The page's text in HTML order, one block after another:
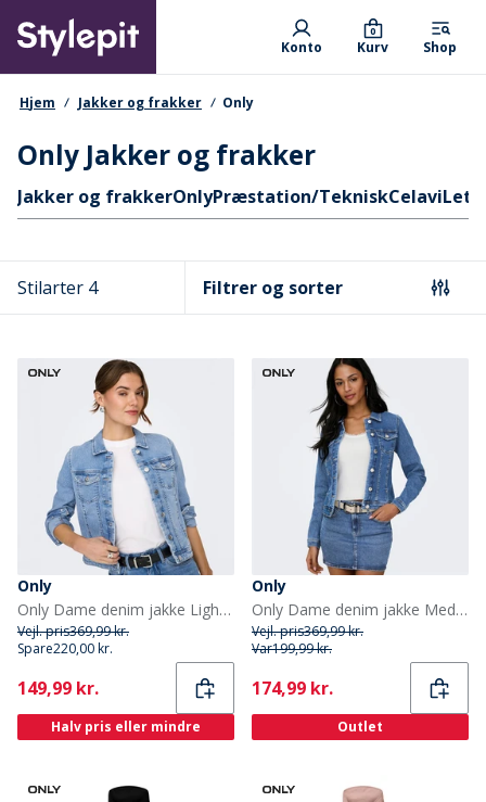
main
content
Primary departments
Konto Kurv
0
Shop
navigationssti
Hjem Jakker og frakker Only
Only Jakker og frakker
Hurtige links
Jakker og frakkerOnlyPræstation/TekniskCelavi
Stilarter 4 Filtrer og sorter
Only
Only Dame denim jakke Light Blue Denim
Vejl. pris369,99 kr.
Spare220,00 kr.
Current
149,99 kr.
Halv pris eller mindre
Only
Only Dame denim jakke Medium Blue Denim
Vejl. pris369,99 kr.
Var199,99 kr.
Current
174,99 kr.
Outlet